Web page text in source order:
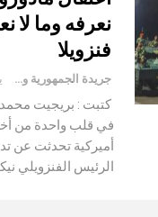
نعرفه وما لا
فنزويلا
جريدة الجمهورية والعالم
كتبت : بريجيت محمد
في قلب واحدة من
أميركية تحدثت عن
الرئيس الفنزويلي